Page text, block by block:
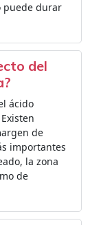
puede durar
del
ácido
de
importantes
la zona
de